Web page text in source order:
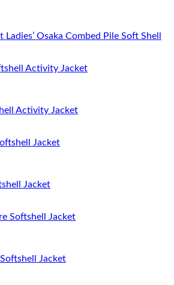
Osaka Combed Pile Soft Shell
Activity Jacket
Jacket
Jacket